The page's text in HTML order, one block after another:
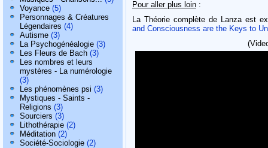
Voyance (5)
Personnages & Créatures
Légendaires (4)
Autisme (3)
La Psychogénéalogie (3)
Les Fleurs de Bach (3)
Les nombres et leurs
mystères - La numérologie
(3)
Les phénomènes psi (3)
Mystiques - Saints -
Religions (3)
Sourciers (3)
Lithothérapie (2)
Méditation (2)
Société-Sociologie (2)
Pour aller plus loin :
La Théorie complète de Lanza est
and Consciousness are the Keys to